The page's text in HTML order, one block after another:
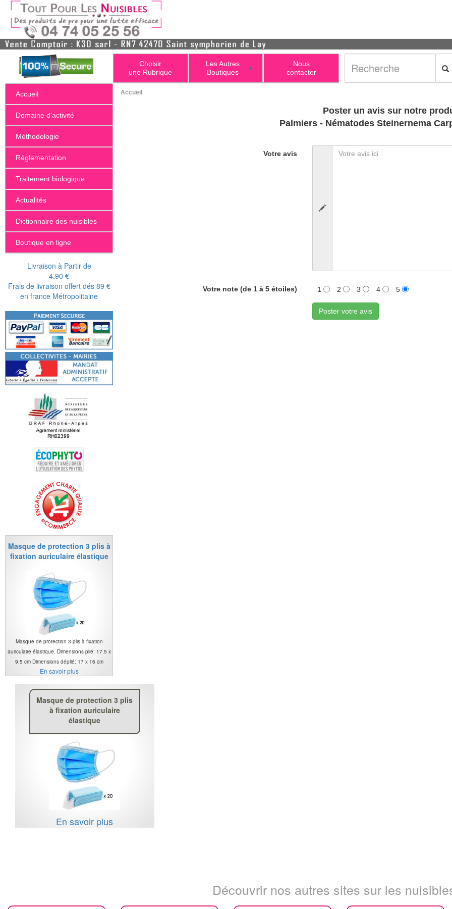
Choisir
une Rubrique
+
Les Autres
Boutiques
Nous
contacter
Accueil
Domaine d'activité
Méthodologie
+ Réglementation
+ Traitement biologique
Actualités
Dictionnaire des nuisibles
Boutique en ligne
Livraison à Partir de
4.90 €
Frais de livraison offert dés 89 €
en france Métropolitaine
Masque de protection 3 plis à
fixation auriculaire élastique
Masque de protection 3 plis à fixation
auriculaire élastique. Dimensions plié: 17.5 x
9.5 cm Dimensions déplié: 17 x 16 cm
En savoir plus
Accueil
Poster un avis sur notre
Palmiers - Nématodes Steinernema
Votre avis
Votre note (de 1 à 5 étoiles) 1 2 3 4 5
Poster votre avis
Masque de protection 3 plis
à fixation auriculaire
élastique
En savoir plus
Découvrir nos autres sites sur les